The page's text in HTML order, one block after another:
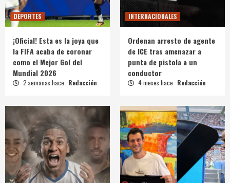
DEPORTES
¡Oficial! Esta es la joya que
la FIFA acaba de coronar
como el Mejor Gol del
Mundial 2026
2 semanas hace Redacción
INTERNACIONALES
Ordenan arresto de agente
de ICE tras amenazar a
punta de pistola a un
conductor
4 meses hace Redacción